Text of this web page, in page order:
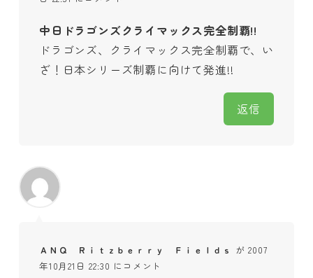
中日ドラゴンズクライマックス完全制覇!!
ドラゴンズ、クライマックス完全制覇で、い
ざ！日本シリーズ制覇に向けて発進!!
返信
ＡＮＱ Ｒｉｔｚｂｅｒｒｙ Ｆｉｅｌｄｓ が 2007
年10月21日 22:30 にコメント